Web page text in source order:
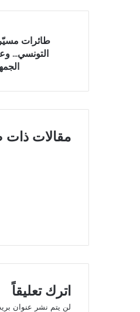
طائرات
التونسي...
مقالات ذات
اترك تعليقاً
لن يتم نشر عنوان